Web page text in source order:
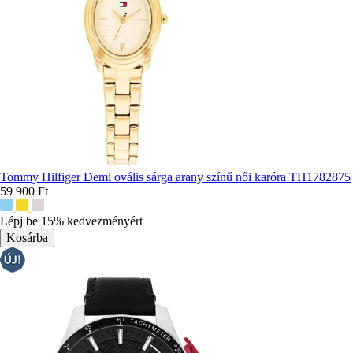
Tommy Hilfiger Demi ovális sárga arany színű női karóra TH1782875
59 900 Ft
színek:
Lépj be 15% kedvezményért